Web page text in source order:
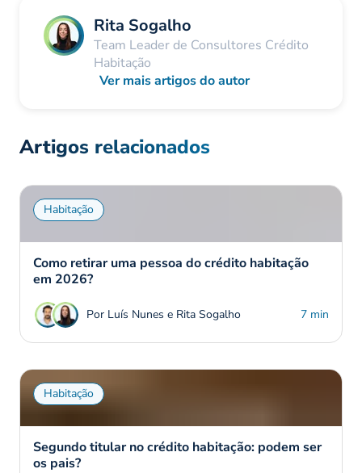
Rita Sogalho
Team Leader de Consultores Crédito
Habitação
Ver mais artigos do autor
Artigos relacionados
Habitação
Como retirar uma pessoa do crédito habitação
em 2026?
Por Luís Nunes e Rita Sogalho 7 min
Habitação
Segundo titular no crédito habitação: podem ser
os pais?